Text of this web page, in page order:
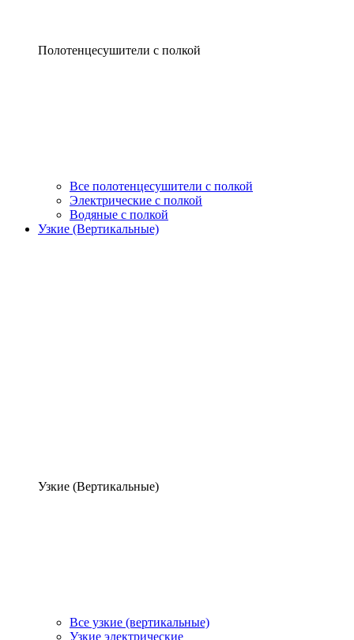
Полотенцесушители с полкой
Все полотенцесушители с полкой
Электрические с полкой
Водяные с полкой
Узкие (Вертикальные)
Узкие (Вертикальные)
Все узкие (вертикальные)
Узкие электрические